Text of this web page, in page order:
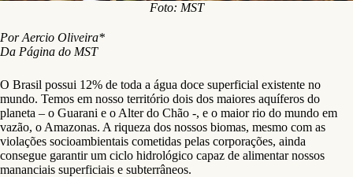
Foto: MST
Por Aercio Oliveira*
Da Página do MST
O Brasil possui 12% de toda a água doce superficial existente no
mundo. Temos em nosso território dois dos maiores aquíferos do
planeta – o Guarani e o Alter do Chão -, e o maior rio do mundo em
vazão, o Amazonas. A riqueza dos nossos biomas, mesmo com as
violações socioambientais cometidas pelas corporações, ainda
consegue garantir um ciclo hidrológico capaz de alimentar nossos
mananciais superficiais e subterrâneos.